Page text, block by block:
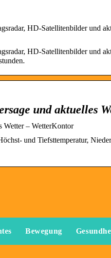
HD-Satellitenbilder und
HD-Satellitenbilder und
und aktuelles
Wetter – WetterKontor
und Tiefsttemperatur,
Bewegung